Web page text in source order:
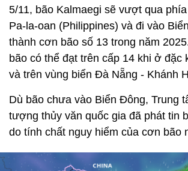
5/11, bão Kalmaegi sẽ vượt qua
Pa-la-oan (Philippines) và đi vào
thành cơn bão số 13 trong năm
bão có thể đạt trên cấp 14 khi ở đặc
và trên vùng biển Đà Nẵng - Khánh
Dù bão chưa vào Biển Đông, Trung
tượng thủy văn quốc gia đã phát tin
do tính chất nguy hiểm của cơn bão